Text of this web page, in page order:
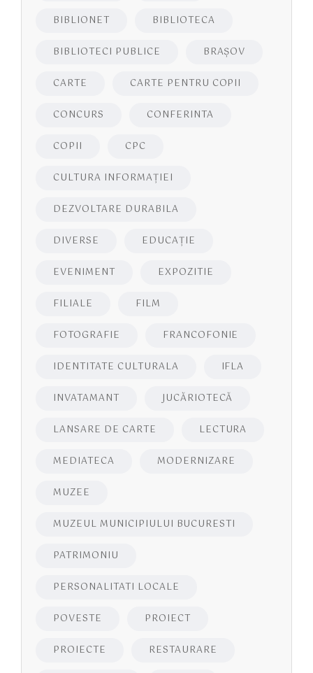
BIBLIONET BIBLIOTECA
BIBLIOTECI PUBLICE BRAŞOV
CARTE CARTE PENTRU COPII
CONCURS CONFERINTA
COPII CPC
CULTURA INFORMAŢIEI
DEZVOLTARE DURABILA
DIVERSE EDUCAŢIE
EVENIMENT EXPOZITIE
FILIALE FILM
FOTOGRAFIE FRANCOFONIE
IDENTITATE CULTURALA IFLA
INVATAMANT JUCĂRIOTECĂ
LANSARE DE CARTE LECTURA
MEDIATECA MODERNIZARE
MUZEE
MUZEUL MUNICIPIULUI BUCURESTI
PATRIMONIU
PERSONALITATI LOCALE
POVESTE PROIECT
PROIECTE RESTAURARE